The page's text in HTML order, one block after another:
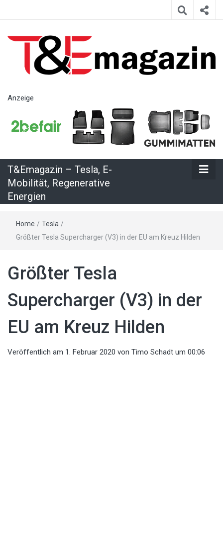
– Tesla, E-
Mobilität,
Regenerative
Energien
Anzeige
T&Emagazin – Tesla, E-
Mobilität, Regenerative
Energien
Home / Tesla /
Größter Tesla Supercharger (V3) in der EU am Kreuz Hilden
Größter Tesla
Supercharger (V3) in der
EU am Kreuz Hilden
Veröffentlich am 1. Februar 2020 von Timo Schadt um 00:06